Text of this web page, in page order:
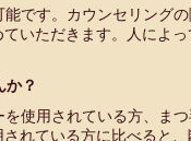
です。カウンセリング
ただきます。人によっ
か？
使用されている方、まつ
ている方に比べると、